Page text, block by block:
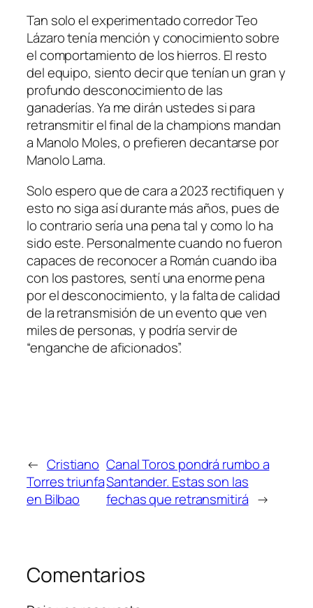
Tan solo el experimentado corredor Teo
Lázaro tenía mención y conocimiento sobre
el comportamiento de los hierros. El resto
del equipo, siento decir que tenían un gran y
profundo desconocimiento de las
ganaderías. Ya me dirán ustedes si para
retransmitir el final de la champions mandan
a Manolo Moles, o prefieren decantarse por
Manolo Lama.
Solo espero que de cara a 2023 rectifiquen y
esto no siga así durante más años, pues de
lo contrario sería una pena tal y como lo ha
sido este. Personalmente cuando no fueron
capaces de reconocer a Román cuando iba
con los pastores, sentí una enorme pena
por el desconocimiento, y la falta de calidad
de la retransmisión de un evento que ven
miles de personas, y podría servir de
“enganche de aficionados”.
← Cristiano
Torres triunfa
en Bilbao
Canal Toros pondrá rumbo a
Santander. Estas son las
fechas que retransmitirá →
Comentarios